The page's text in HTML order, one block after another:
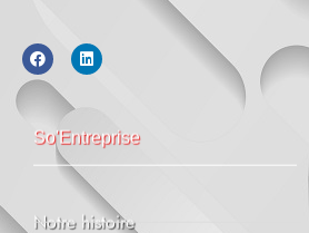
So'Entreprise
Notre histoire